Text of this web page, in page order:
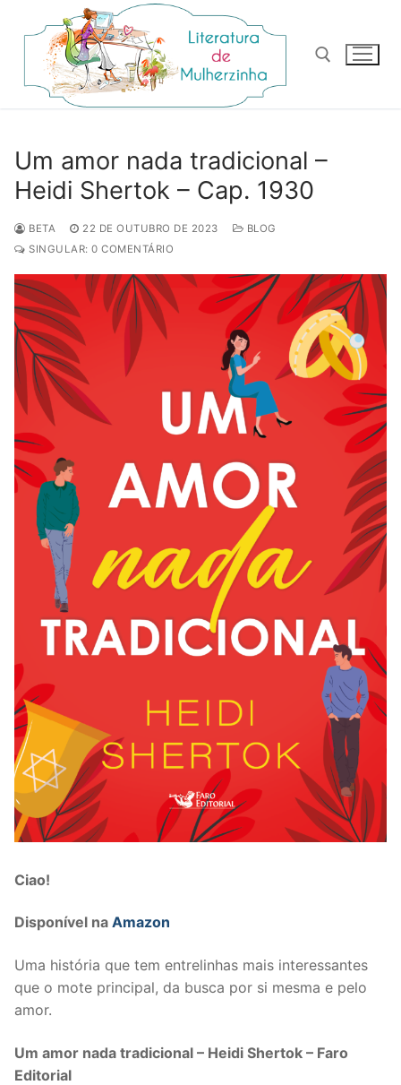
para
conteúdo
Um amor nada tradicional –
Heidi Shertok – Cap. 1930
BETA 22 DE OUTUBRO DE 2023
BLOG
SINGULAR: 0 COMENTÁRIO
Ciao!
Disponível na Amazon
Uma história que tem entrelinhas mais interessantes
que o mote principal, da busca por si mesma e pelo
amor.
Um amor nada tradicional – Heidi Shertok – Faro
Editorial